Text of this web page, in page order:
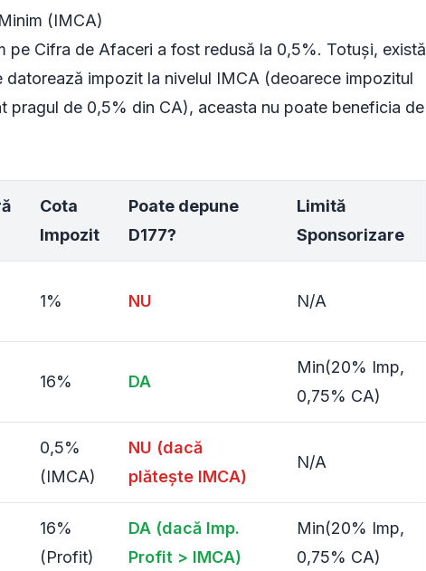
(IMCA)
pe Cifra de Afaceri a fost redusă la 0,5%. Totuși, există
impozit la nivelul IMCA (deoarece impozitul
pragul de 0,5% din CA), aceasta nu poate beneficia de
Cota
Impozit
Poate depune
D177?
Limită
Sponsorizare
1% NU N/A
16% DA
Min(20% Imp,
0,75% CA)
0,5%
(IMCA)
NU (dacă
plătește IMCA)
N/A
16%
(Profit)
DA (dacă Imp.
Profit > IMCA)
Min(20% Imp,
0,75% CA)